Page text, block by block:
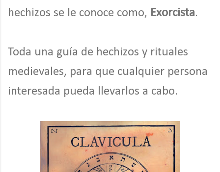
hechizos se le conoce como, Exorcista.
Toda una guía de hechizos y rituales
medievales, para que cualquier persona
interesada pueda llevarlos a cabo.